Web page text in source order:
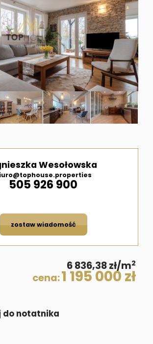
i
Meble
pod
Wesołowska
505 926 900
zostaw wiadomość
6 836,38 zł/m2
cena:1 195 000 zł
do notatnika